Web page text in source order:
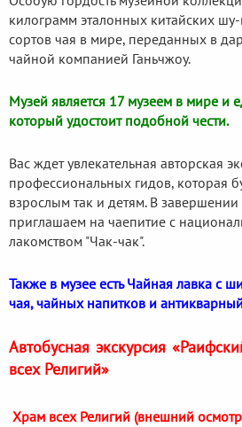
килограмм эталонных китайских
сортов чая в мире, переданных в
чайной компанией Ганьчжоу.
Музей является 17 музеем в мире и
который удостоит подобной чести.
Вас ждет увлекательная авторская
профессиональных гидов, которая
взрослым так и детям. В
приглашаем на чаепитие с
лакомством "Чак-чак".
Также в музее есть Чайная лавка с
чая, чайных напитков и
Автобусная экскурсия
всех Религий»
Храм всех Религий (внешний